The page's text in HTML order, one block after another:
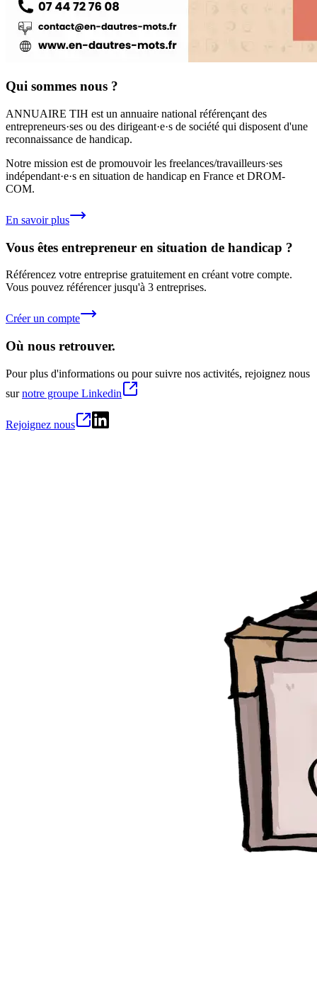
Qui sommes nous ?
ANNUAIRE TIH est un annuaire national référençant des
entrepreneurs·ses ou des dirigeant·e·s de société qui disposent d'une
reconnaissance de handicap.
Notre mission est de promouvoir les freelances/travailleurs·ses
indépendant·e·s en situation de handicap en France et DROM-
COM.
En savoir plus
Vous êtes entrepreneur en situation de handicap ?
Référencez votre entreprise gratuitement en créant votre compte.
Vous pouvez référencer jusqu'à 3 entreprises.
Créer un compte
Où nous retrouver.
Pour plus d'informations ou pour suivre nos activités, rejoignez nous
sur notre groupe Linkedin
Rejoignez nous